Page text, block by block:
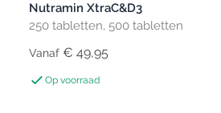
Nutramin XtraC&D3
250 tabletten, 500 tabletten
Vanaf € 49,95
Op voorraad